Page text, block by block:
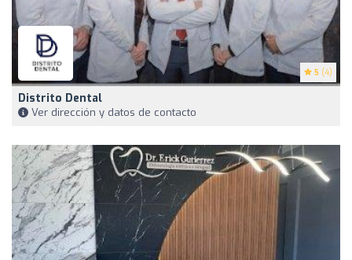
5 (4)
Distrito Dental
Ver dirección y datos de contacto